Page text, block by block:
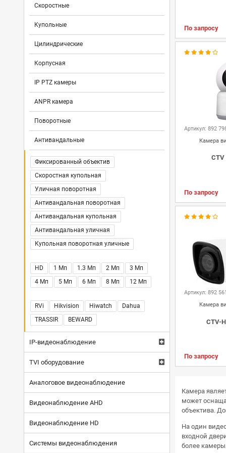
32-х канальные
TRASSIR
BEWARD
Hikvision
Tantos
CTV BEWARD
Скоростные
Купольные
Цилиндрические
Корпусная
IP PTZ камеры
ANPR камера
Поворотные
Антивандальные
Фиксированный объектив
Скоростная купольная
Уличная поворотная
Антивандальная поворотная
Антивандальная купольная
Антивандальная уличная
Купольная поворотная уличные
HD 1 Мп 1.3 Мп 2 Мп
3 Мп
4 Мп
5 Мп 6 Мп 8 Мп 12 Мп
RVi Hikvision Hiwatch
Dahua
TRASSIR
BEWARD
IP-видеонаблюдение
Hikvision
Tantos
CTV Trassir BEWARD
TVI оборудование
Hikvision Dahua
Tantos
CTV Trassir
Аналоговое видеонаблюдение
Видеонаблюдение AHD
Видеонаблюдение HD
Системы видеонаблюдения
По запросу
Артикул: 892
Камера
CTV
По запросу
Артикул: 892 561
Камера
CTV-
По запросу
Камера
может
объектива.
На один
входной
более камеры.